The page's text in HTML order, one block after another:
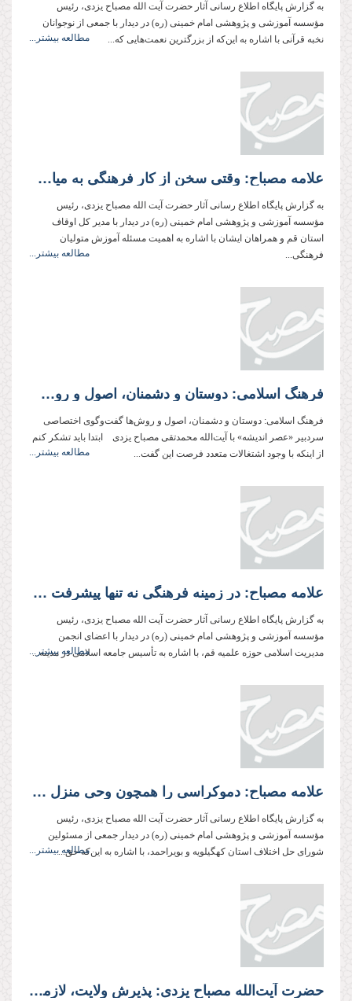
به گزارش پایگاه اطلاع رسانی آثار حضرت آیت الله مصباح یزدی، رئیس
مؤسسه آموزشی و پژوهشی امام خمینی (ره) در دیدار با جمعی از نوجوانان
نخبه قرآنی با اشاره به این‌که از بزرگترین نعمت‌هایی که...
مطالعه بیشتر...
علامه مصباح: وقتی سخن از کار فرهنگی به میان می‌آید، مسئولین با بهانه‌هایی چون کمبود بودجه و نیروی انسانی و خلأ قانونی، شانه خالی می‌کنند
به گزارش پایگاه اطلاع رسانی آثار حضرت آیت الله مصباح یزدی، رئیس
مؤسسه آموزشی و پژوهشی امام خمینی (ره) در دیدار با مدیر کل اوقاف
استان قم و همراهان ایشان با اشاره به اهمیت مسئله آموزش متولیان
فرهنگی...
مطالعه بیشتر...
فرهنگ اسلامی: دوستان و دشمنان، اصول و روش‌ها
فرهنگ اسلامی: دوستان و دشمنان، اصول و روش‌ها گفت‌و‌گوی اختصاصی
سردبیر «عصر اندیشه» با آیت‌الله محمدتقی مصباح یزدی ابتدا باید تشکر کنم
از اینکه با وجود اشتغالات متعدد فرصت این گفت‌...
مطالعه بیشتر...
علامه مصباح: در زمینه فرهنگی نه تنها پیشرفت چندانی نکرده‌ایم، بلکه تنزل هم داشته‌ایم!
به گزارش پایگاه اطلاع رسانی آثار حضرت آیت الله مصباح یزدی، رئیس
مؤسسه آموزشی و پژوهشی امام خمینی (ره) در دیدار با اعضای انجمن
مدیریت اسلامی حوزه علمیه قم، با اشاره به تأسیس جامعه اسلامی در مدینه...
مطالعه بیشتر...
علامه مصباح: دموکراسی را همچون وحی منزل و مقدس‌تر از همه مقدسات می‌دانند
به گزارش پایگاه اطلاع رسانی آثار حضرت آیت الله مصباح یزدی، رئیس
مؤسسه آموزشی و پژوهشی امام خمینی (ره) در دیدار جمعی از مسئولین
شورای حل اختلاف استان کهگیلویه و بویراحمد، با اشاره به این‌که حق...مطالعه بیشتر...
حضرت آیت‌الله مصباح یزدی: پذیرش ولایت، لازمه و مکمل توحید است